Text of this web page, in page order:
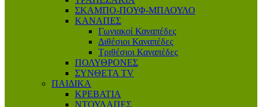
ΣΚΑΜΠΟ-ΠΟΥΦ-ΜΠΑΟΥΛΟ
ΚΑΝΑΠΕΣ
Γωνιακοί Καναπέδες
Διθέσιοι Καναπέδες
Τριθέσιοι Καναπέδες
ΠΟΛΥΘΡΟΝΕΣ
ΣΥΝΘΕΤΑ TV
ΠΑΙΔΙΚΑ
ΚΡΕΒΑΤΙΑ
ΝΤΟΥΛΑΠΕΣ